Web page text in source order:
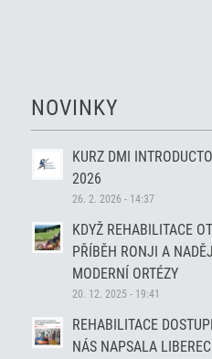
NOVINKY
KURZ DMI
2026
26. 2. 2026 - 14:37
KDYŽ REHABILITACE
PŘÍBĚH RONJI A
MODERNÍ ORTÉZY
20. 12. 2025 - 19:41
REHABILITACE
NÁS NAPSALA